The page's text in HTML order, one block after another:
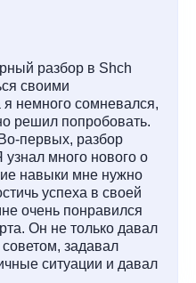
разбор в Shch
своими
немного сомневался,
решил попробовать.
первых, разбор
много нового о
навыки мне нужно
успеха в своей
очень понравился
Он не только давал
задавал
ситуации и давал